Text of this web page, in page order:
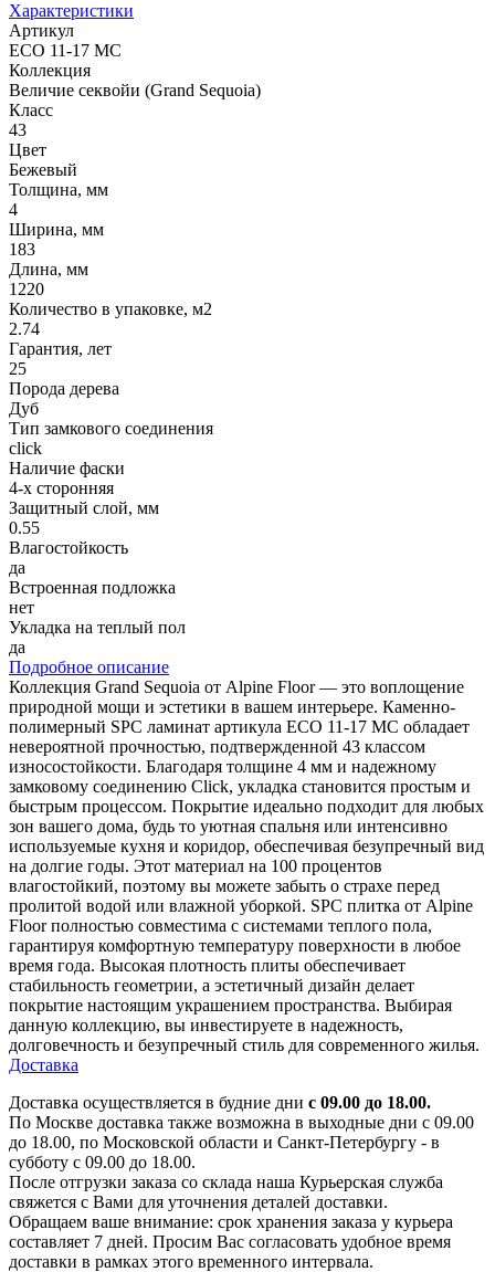
Характеристики
Артикул
ECO 11-17 MC
Коллекция
Величие секвойи (Grand Sequoia)
Класс
43
Цвет
Бежевый
Толщина, мм
4
Ширина, мм
183
Длина, мм
1220
Количество в упаковке, м2
2.74
Гарантия, лет
25
Порода дерева
Дуб
Тип замкового соединения
click
Наличие фаски
4-х сторонняя
Защитный слой, мм
0.55
Влагостойкость
да
Встроенная подложка
нет
Укладка на теплый пол
да
Подробное описание
Коллекция Grand Sequoia от Alpine Floor — это воплощение
природной мощи и эстетики в вашем интерьере. Каменно-
полимерный SPC ламинат артикула ECO 11-17 MC обладает
невероятной прочностью, подтвержденной 43 классом
износостойкости. Благодаря толщине 4 мм и надежному
замковому соединению Click, укладка становится простым и
быстрым процессом. Покрытие идеально подходит для любых
зон вашего дома, будь то уютная спальня или интенсивно
используемые кухня и коридор, обеспечивая безупречный вид
на долгие годы. Этот материал на 100 процентов
влагостойкий, поэтому вы можете забыть о страхе перед
пролитой водой или влажной уборкой. SPC плитка от Alpine
Floor полностью совместима с системами теплого пола,
гарантируя комфортную температуру поверхности в любое
время года. Высокая плотность плиты обеспечивает
стабильность геометрии, а эстетичный дизайн делает
покрытие настоящим украшением пространства. Выбирая
данную коллекцию, вы инвестируете в надежность,
долговечность и безупречный стиль для современного жилья.
Доставка
Доставка осуществляется в будние дни с 09.00 до 18.00.
По Москве доставка также возможна в выходные дни с 09.00
до 18.00, по Московской области и Санкт-Петербургу - в
субботу с 09.00 до 18.00.
После отгрузки заказа со склада наша Курьерская служба
свяжется с Вами для уточнения деталей доставки.
Обращаем ваше внимание: срок хранения заказа у курьера
составляет 7 дней. Просим Вас согласовать удобное время
доставки в рамках этого временного интервала.